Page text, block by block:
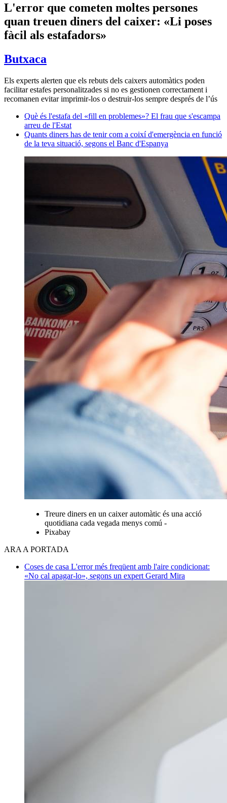
L'error que cometen moltes persones
quan treuen diners del caixer: «Li poses
fàcil als estafadors»
Butxaca
Els experts alerten que els rebuts dels caixers automàtics poden
facilitar estafes personalitzades si no es gestionen correctament i
recomanen evitar imprimir-los o destruir-los sempre després de l’ús
Què és l'estafa del «fill en problemes»? El frau que s'escampa
arreu de l'Estat
Quants diners has de tenir com a coixí d'emergència en funció
de la teva situació, segons el Banc d'Espanya
Treure diners en un caixer automàtic és una acció
quotidiana cada vegada menys comú -
Pixabay
ARA A PORTADA
Coses de casa L'error més freqüent amb l'aire condicionat:
«No cal apagar-lo», segons un expert Gerard Mira